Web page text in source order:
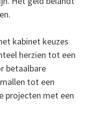
kabinet keuzes
herzien tot een
betaalbare
tot een
projecten met een